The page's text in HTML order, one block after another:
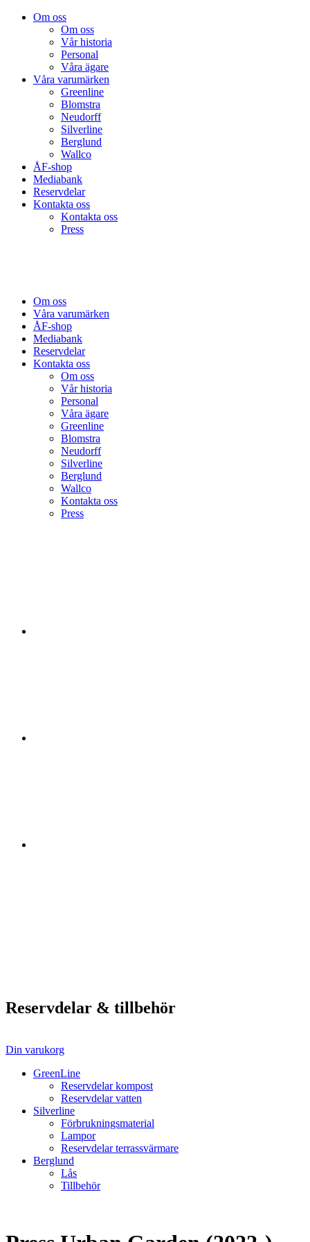
Om oss
Om oss
Vår historia
Personal
Våra ägare
Våra varumärken
Greenline
Blomstra
Neudorff
Silverline
Berglund
Wallco
ÅF-shop
Mediabank
Reservdelar
Kontakta oss
Kontakta oss
Press
Om oss
Våra varumärken
ÅF-shop
Mediabank
Reservdelar
Kontakta oss
Om oss
Vår historia
Personal
Våra ägare
Greenline
Blomstra
Neudorff
Silverline
Berglund
Wallco
Kontakta oss
Press
Reservdelar & tillbehör
Din varukorg
GreenLine
Reservdelar kompost
Reservdelar vatten
Silverline
Förbrukningsmaterial
Lampor
Reservdelar terrassvärmare
Berglund
Lås
Tillbehör